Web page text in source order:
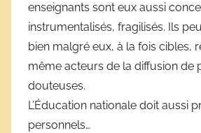
r
i
v
e
s
enseignants sont eux aussi
instrumentalisés, fragilisés. Ils
bien malgré eux, à la fois cibles,
même acteurs de la diffusion de
douteuses.
L’Éducation nationale doit aussi
personnels…